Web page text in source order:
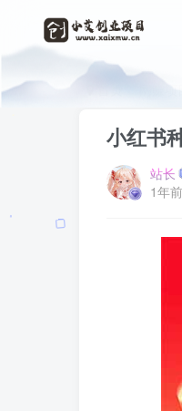
首页 网赚项目
小红书
站长
1年